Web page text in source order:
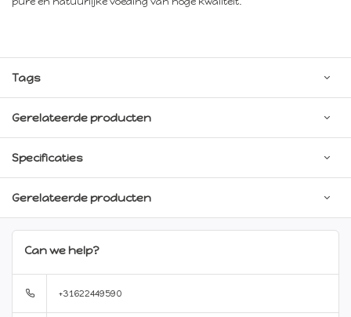
Tags
Gerelateerde producten
Specificaties
Gerelateerde producten
Can we help?
+31622449590